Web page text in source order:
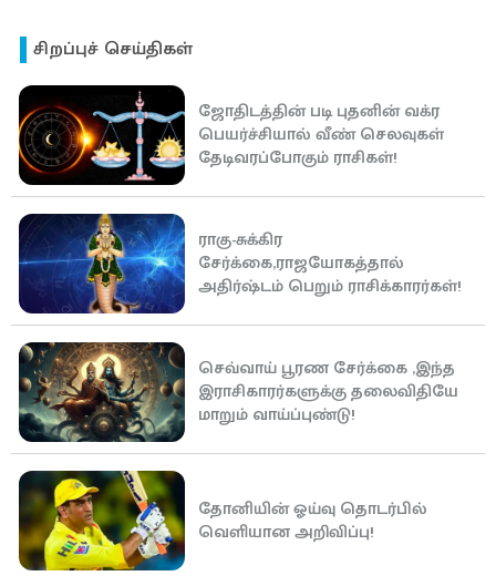
சிறப்புச் செய்திகள்
ஜோதிடத்தின் படி புதனின் வக்ர
பெயர்ச்சியால் வீண் செலவுகள்
தேடிவரப்போகும் ராசிகள்!
ராகு-சுக்கிர
சேர்க்கை,ராஜயோகத்தால்
அதிர்ஷ்டம் பெறும் ராசிக்காரர்கள்!
செவ்வாய் பூரண சேர்க்கை ,இந்த
இராசிகாரர்களுக்கு தலைவிதியே
மாறும் வாய்ப்புண்டு!
தோனியின் ஓய்வு தொடர்பில்
வெளியான அறிவிப்பு!